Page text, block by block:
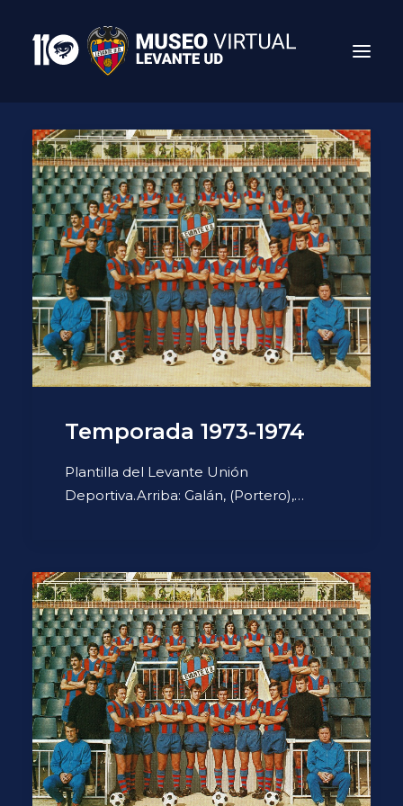
Search
Temporada 1973-1974
Plantilla del Levante Unión
Deportiva.Arriba: Galán, (Portero),…